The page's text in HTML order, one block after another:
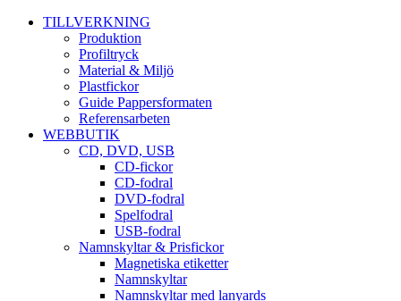
TILLVERKNING
Produktion
Profiltryck
Material & Miljö
Plastfickor
Guide Pappersformaten
Referensarbeten
WEBBUTIK
CD, DVD, USB
CD-fickor
CD-fodral
DVD-fodral
Spelfodral
USB-fodral
Namnskyltar & Prisfickor
Magnetiska etiketter
Namnskyltar
Namnskyltar med lanyards